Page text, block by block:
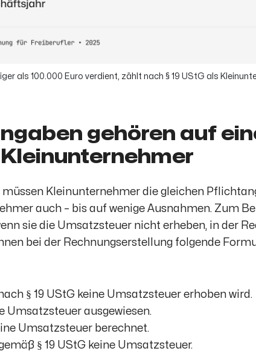
als 100.000 Euro verdient, zählt nach § 19 UStG als
gehören auf
müssen Kleinunternehmer die gleichen
auch – bis auf wenige Ausnahmen. Zum
sie die Umsatzsteuer nicht erheben, in der
bei der Rechnungserstellung folgende
§ 19 UStG keine Umsatzsteuer erhoben wird.
Umsatzsteuer ausgewiesen.
Umsatzsteuer berechnet.
§ 19 UStG keine Umsatzsteuer.